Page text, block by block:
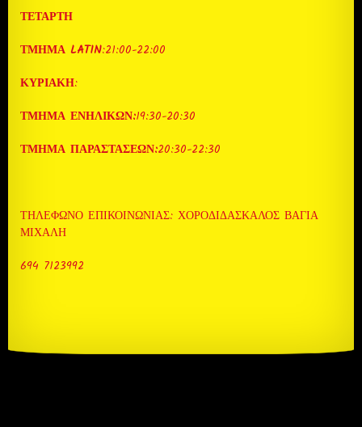
ΤΕΤΑΡΤΗ
ΤΜΗΜΑ LATIN:21:00-22:00
ΚΥΡΙΑΚΗ:
ΤΜΗΜΑ ΕΝΗΛΙΚΩΝ:19:30-20:30
ΤΜΗΜΑ ΠΑΡΑΣΤΑΣΕΩΝ:20:30-22:30
ΤΗΛΈΦΩΝΟ ΕΠΙΚΟΙΝΩΝΊΑΣ: ΧΟΡΟΔΙΔΑΣΚΑΛΟΣ ΒΆΓΙΑ
ΜΙΧΆΛΗ
694 7123992